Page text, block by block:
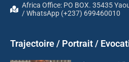
Africa Office: PO BOX. 35435
/ WhatsApp (+237) 699460010
Trajectoire / Portrait /